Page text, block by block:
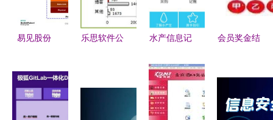
易见股份
深度解析
网络与信息
乐思软件公
水产信息记
开发历程及
相关文档流
程解析
会员奖金结
开发,网站